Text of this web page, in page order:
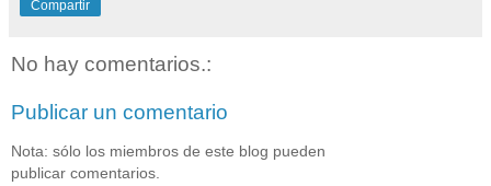
Compartir
No hay comentarios.:
Publicar un comentario
Nota: sólo los miembros de este blog pueden
publicar comentarios.